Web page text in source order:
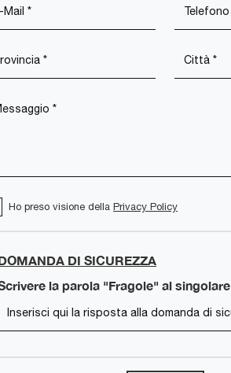
Ho preso visione della Privacy Policy
DI SICUREZZA
la parola "Fragole" al singolare